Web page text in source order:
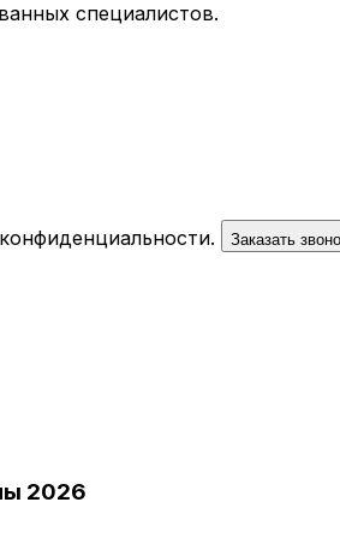
специалистов.
. Заказать
2026